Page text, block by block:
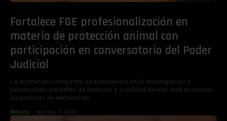
Fortalece FGE profesionalización en
materia de protección animal con
participación en conversatorio del Poder
Judicial
La institución compartió su experiencia en la investigación y
persecución del delito de maltrato y crueldad animal ante personas
juzgadoras de Michoacán.
México agosto 7, 2026